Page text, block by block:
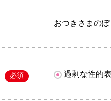
おつきさまのぽ
必須 過剰な性的